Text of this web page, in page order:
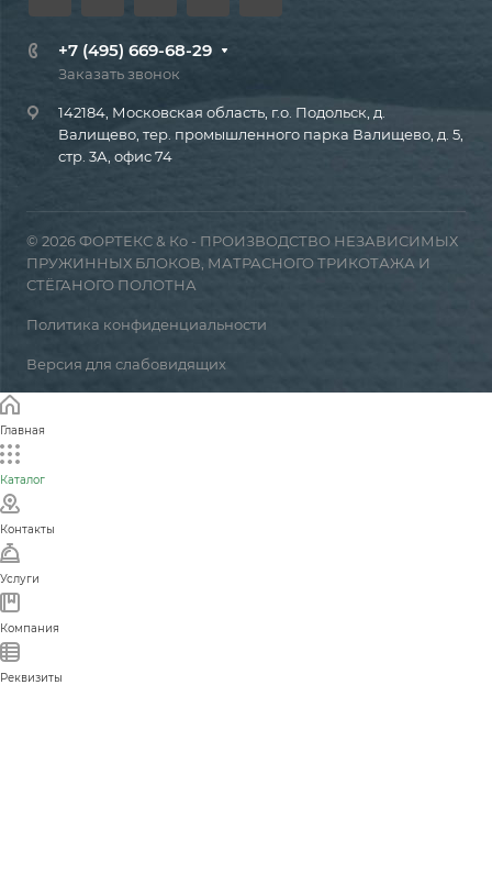
+7 (495) 669-68-29
Заказать звонок
142184, Московская область, г.о. Подольск, д.
Валищево, тер. промышленного парка Валищево, д. 5,
стр. 3А, офис 74
© 2026 ФОРТЕКС & Ко - ПРОИЗВОДСТВО НЕЗАВИСИМЫХ
ПРУЖИННЫХ БЛОКОВ, МАТРАСНОГО ТРИКОТАЖА И
СТЁГАНОГО ПОЛОТНА
Политика конфиденциальности
Версия для слабовидящих
Главная
Каталог
Контакты
Услуги
Компания
Реквизиты